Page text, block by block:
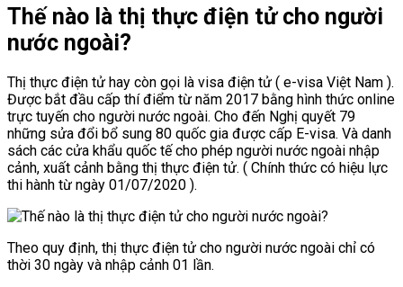
Thế nào là thị thực điện tử cho người
nước ngoài?
Thị thực điện tử hay còn gọi là visa điện tử ( e-visa Việt Nam ).
Được bắt đầu cấp thí điểm từ năm 2017 bằng hình thức online
trực tuyến cho người nước ngoài. Cho đến Nghị quyết 79
những sửa đổi bổ sung 80 quốc gia được cấp E-visa. Và danh
sách các cửa khẩu quốc tế cho phép người nước ngoài nhập
cảnh, xuất cảnh bằng thị thực điện tử. ( Chính thức có hiệu lực
thi hành từ ngày 01/07/2020 ).
Theo quy định, thị thực điện tử cho người nước ngoài chỉ có
thời 30 ngày và nhập cảnh 01 lần.